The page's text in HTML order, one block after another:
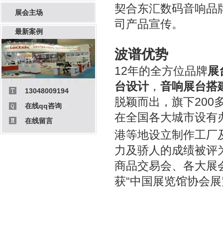
展会主场
最新案例
13048009194
在线qq咨询
在线留言
契合东汇数码音响品
司产品宣传。
波谱优势
12年的全方位品牌展
台设计， 音响展台搭
脱颖而出，旗下200
在全国各大城市设有
港等地设立制作工厂
力及骄人的成绩被评
商品交易会、各大展
获“中国展览馆协会